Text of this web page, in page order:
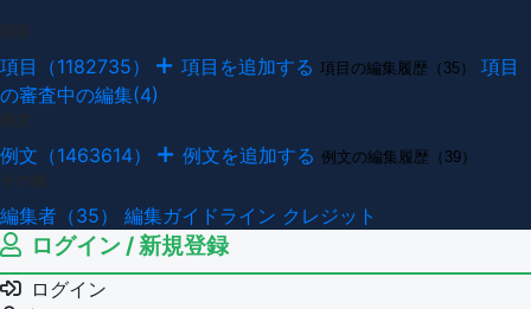
項目（1182735） 項目を追加する 項目の編集履歴（35）
項目
の審査中の編集(4)
例文（1463614） 例文を追加する 例文の編集履歴（39）
編集者（35） 編集ガイドライン クレジット
ログイン / 新規登録
ログイン